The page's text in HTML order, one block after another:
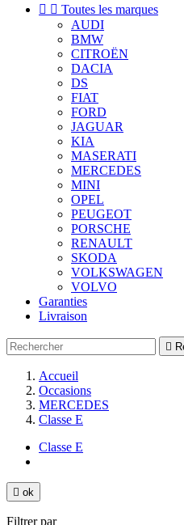
  Toutes les marques
AUDI
BMW
CITROËN
DACIA
DS
FIAT
FORD
JAGUAR
KIA
MASERATI
MERCEDES
MINI
OPEL
PEUGEOT
PORSCHE
RENAULT
SKODA
VOLKSWAGEN
VOLVO
Garanties
Livraison

Accueil
Occasions
MERCEDES
Classe E
Classe E
 ok
Filtrer par